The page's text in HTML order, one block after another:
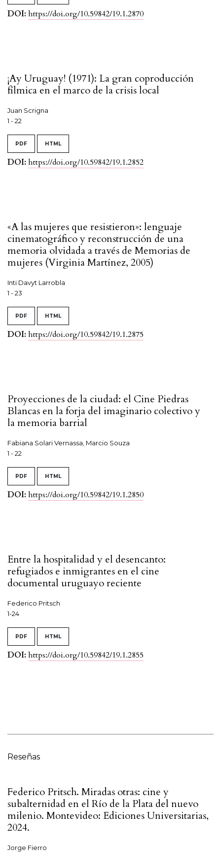
DOI: https://doi.org/10.59842/19.1.2870
¡Ay Uruguay! (1971): La gran coproducción
fílmica en el marco de la crisis local
Juan Scrigna
1 - 22
PDF HTML
DOI: https://doi.org/10.59842/19.1.2852
«A las mujeres que resistieron»: lenguaje
cinematográfico y reconstrucción de una
memoria olvidada a través de Memorias de
mujeres (Virginia Martínez, 2005)
Inti Davyt Larrobla
1 - 23
PDF HTML
DOI: https://doi.org/10.59842/19.1.2875
Proyecciones de la ciudad: el Cine Piedras
Blancas en la forja del imaginario colectivo y
la memoria barrial
Fabiana Solari Vernassa, Marcio Souza
1 - 22
PDF HTML
DOI: https://doi.org/10.59842/19.1.2850
Entre la hospitalidad y el desencanto:
refugiados e inmigrantes en el cine
documental uruguayo reciente
Federico Pritsch
1-24
PDF HTML
DOI: https://doi.org/10.59842/19.1.2855
Reseñas
Federico Pritsch. Miradas otras: cine y
subalternidad en el Río de la Plata del nuevo
milenio. Montevideo: Ediciones Universitarias,
2024.
Jorge Fierro